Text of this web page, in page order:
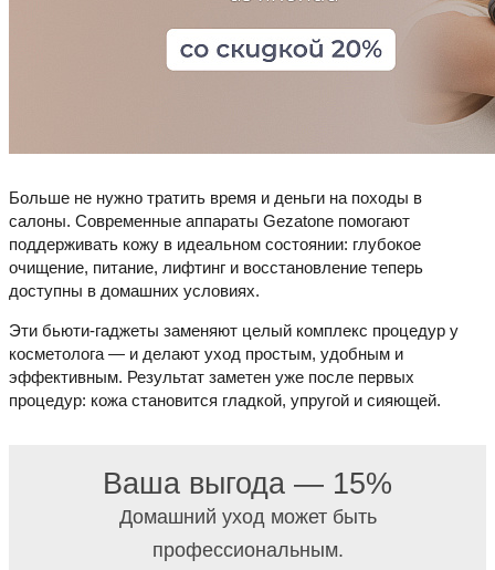
Больше не нужно тратить время и деньги на походы в
салоны. Современные аппараты Gezatone помогают
поддерживать кожу в идеальном состоянии: глубокое
очищение, питание, лифтинг и восстановление теперь
доступны в домашних условиях.
Эти бьюти-гаджеты заменяют целый комплекс процедур у
косметолога — и делают уход простым, удобным и
эффективным. Результат заметен уже после первых
процедур: кожа становится гладкой, упругой и сияющей.
Ваша выгода — 15%
Домашний уход может быть
профессиональным.